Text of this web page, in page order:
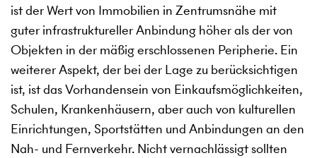
ist der Wert von Immobilien in Zentrumsnähe mit
guter infrastruktureller Anbindung höher als der von
Objekten in der mäßig erschlossenen Peripherie. Ein
weiterer Aspekt, der bei der Lage zu berücksichtigen
ist, ist das Vorhandensein von Einkaufsmöglichkeiten,
Schulen, Krankenhäusern, aber auch von kulturellen
Einrichtungen, Sportstätten und Anbindungen an den
Nah- und Fernverkehr. Nicht vernachlässigt sollten